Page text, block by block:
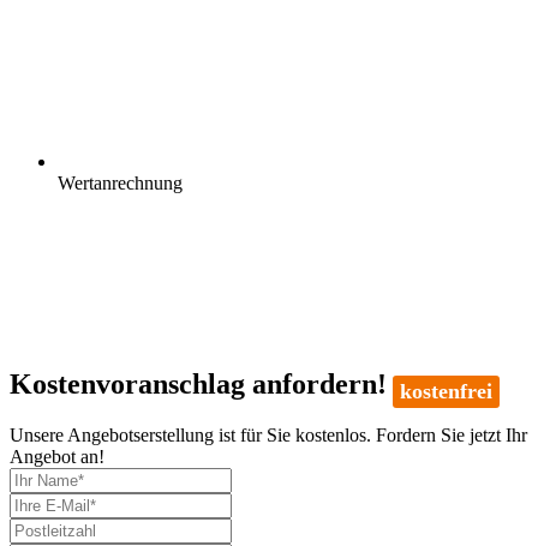
Wertanrechnung
Kostenvoranschlag anfordern! kostenfrei
Unsere Angebotserstellung ist für Sie kostenlos. Fordern Sie jetzt Ihr
Angebot an!